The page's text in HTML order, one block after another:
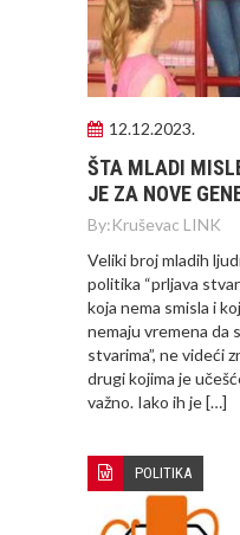
12.12.2023.
ŠTA MLADI
JE ZA NOVE
By:Kruševac LINK
Veliki broj mladih
politika “prljava
koja nema smisla i
nemaju vremena da
stvarima”, ne videći
drugi kojima je
važno. Iako ih je […]
POLITIKA